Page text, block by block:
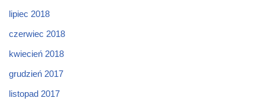
lipiec 2018
czerwiec 2018
kwiecień 2018
grudzień 2017
listopad 2017